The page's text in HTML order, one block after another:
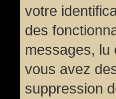
votre
des
messages, lu
vous avez
suppression